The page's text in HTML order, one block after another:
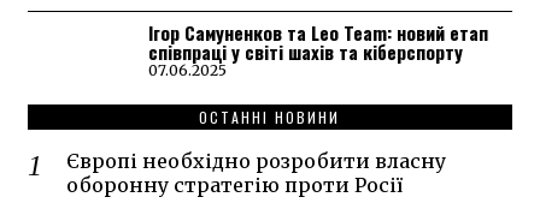
Ігор Самуненков та Leo Team: новий етап
співпраці у світі шахів та кіберспорту
07.06.2025
ОСТАННІ НОВИНИ
Європі необхідно розробити власну
оборонну стратегію проти Росії